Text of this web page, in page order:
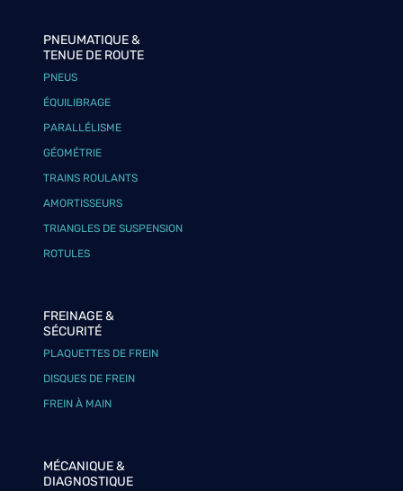
PNEUMATIQUE &
TENUE DE ROUTE
PNEUS
ÉQUILIBRAGE
PARALLÉLISME
GÉOMÉTRIE
TRAINS ROULANTS
AMORTISSEURS
TRIANGLES DE SUSPENSION
ROTULES
FREINAGE &
SÉCURITÉ
PLAQUETTES DE FREIN
DISQUES DE FREIN
FREIN À MAIN
MÉCANIQUE &
DIAGNOSTIQUE